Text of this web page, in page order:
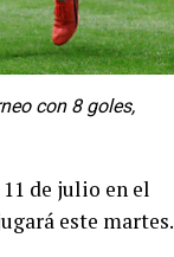
con 8 goles,
de julio en el
este martes.